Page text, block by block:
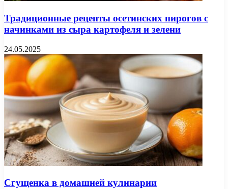
Традиционные рецепты осетинских пирогов с
начинками из сыра картофеля и зелени
24.05.2025
Сгущенка в домашней кулинарии